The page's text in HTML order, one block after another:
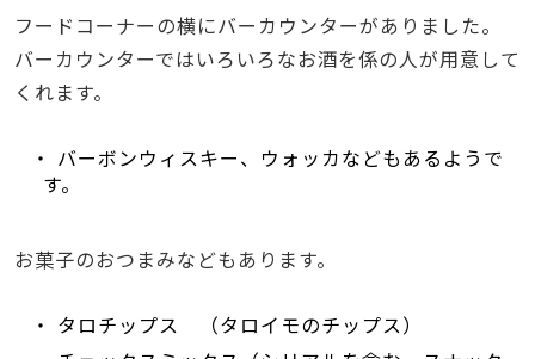
フードコーナーの横にバーカウンターがありました。
バーカウンターではいろいろなお酒を係の人が用意して
くれます。
・ バーボンウィスキー、ウォッカなどもあるようで
す。
お菓子のおつまみなどもあります。
・ タロチップス （タロイモのチップス）